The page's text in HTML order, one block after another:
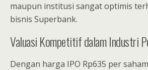
maupun institusi sangat optimis
bisnis Superbank.
Valuasi Kompetitif dalam Industri
Dengan harga IPO Rp635 per